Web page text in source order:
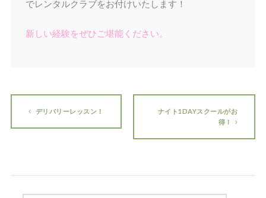
でレンタルクラブをお付けいたします！
新しい経験をぜひご堪能ください。
デリバリーレッスン！
ナイト1DAYスクールがお
得！